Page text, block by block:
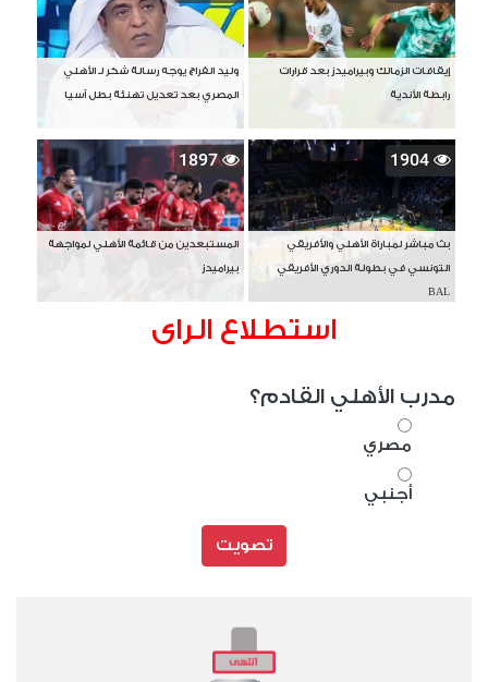
إيقافات الزمالك وبيراميدز بعد قرارات
رابطة الأندية
وليد الفراج يوجه رسالة شكر لـ الأهلي
المصري بعد تعديل تهنئة بطل آسيا
1904
بث مباشر لمباراة الأهلي والأفريقي
التونسي في بطولة الدوري الأفريقي
BAL
1897
المستبعدين من قائمة الأهلي لمواجهة
بيراميدز
استطلاع الراى
مدرب الأهلي القادم؟
مصري
أجنبي
تصويت